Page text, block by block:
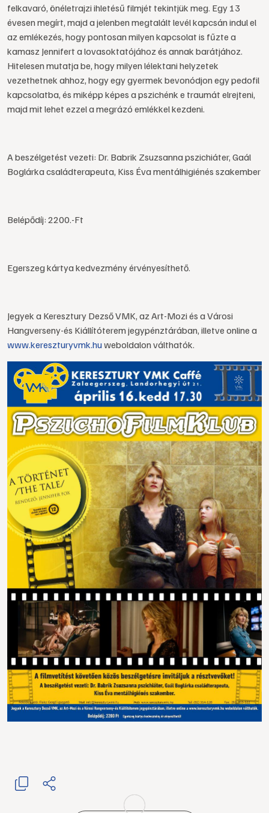
felkavaró, önéletrajzi ihletésű filmjét tekintjük meg. Egy 13
évesen megírt, majd a jelenben megtalált levél kapcsán indul el
az emlékezés, hogy pontosan milyen kapcsolat is fűzte a
kamasz Jennifert a lovasoktatójához és annak barátjához.
Hitelesen mutatja be, hogy milyen lélektani helyzetek
vezethetnek ahhoz, hogy egy gyermek bevonódjon egy pedofil
kapcsolatba, és miképp képes a pszichénk e traumát elrejteni,
majd mit lehet ezzel a megrázó emlékkel kezdeni.
A beszélgetést vezeti: Dr. Babrik Zsuzsanna pszichiáter, Gaál
Boglárka családterapeuta, Kiss Éva mentálhigiénés szakember
Belépődíj: 2200.-Ft
Egerszeg kártya kedvezmény érvényesíthető.
Jegyek a Keresztury Dezső VMK, az Art-Mozi és a Városi
Hangverseny-és Kiállítóterem jegypénztárában, illetve online a
www.kereszturyvmk.huweboldalon válthatók.